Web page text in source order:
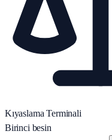
Kıyaslama Terminali
Birinci besin